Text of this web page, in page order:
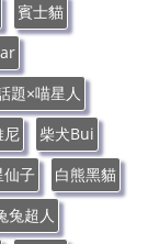
賓士貓
題×喵星人
尼
柴犬Bui
仙子
白熊黑貓
兔超人